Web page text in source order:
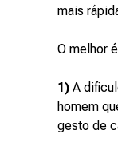
mais
O melhor
1) A
homem
gesto de